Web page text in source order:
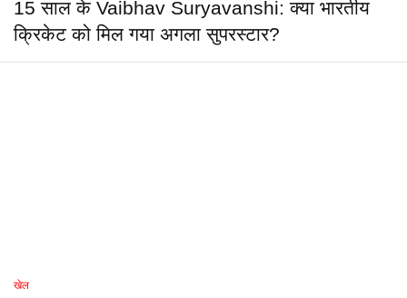
15 साल के Vaibhav Suryavanshi: क्या भारतीय
क्रिकेट को मिल गया अगला सुपरस्टार?
खेल